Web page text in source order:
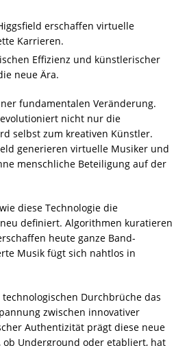
erschaffen virtuelle
Karrieren.
Effizienz und künstlerischer
neue Ära.
fundamentalen Veränderung.
nicht nur die
selbst zum kreativen Künstler.
generieren virtuelle Musiker und
menschliche Beteiligung auf der
diese Technologie die
definiert. Algorithmen kuratieren
heute ganze Band-
Musik fügt sich nahtlos in
Durchbrüche das
zwischen innovativer
Authentizität prägt diese neue
ob Underground oder etabliert, hat